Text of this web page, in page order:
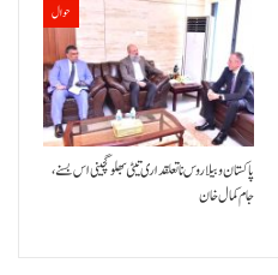
حوال
پاکستان و بیلاروس نا تعلقداری تیٹی بھلو گچینی اس بسنے،
جام کمال خان